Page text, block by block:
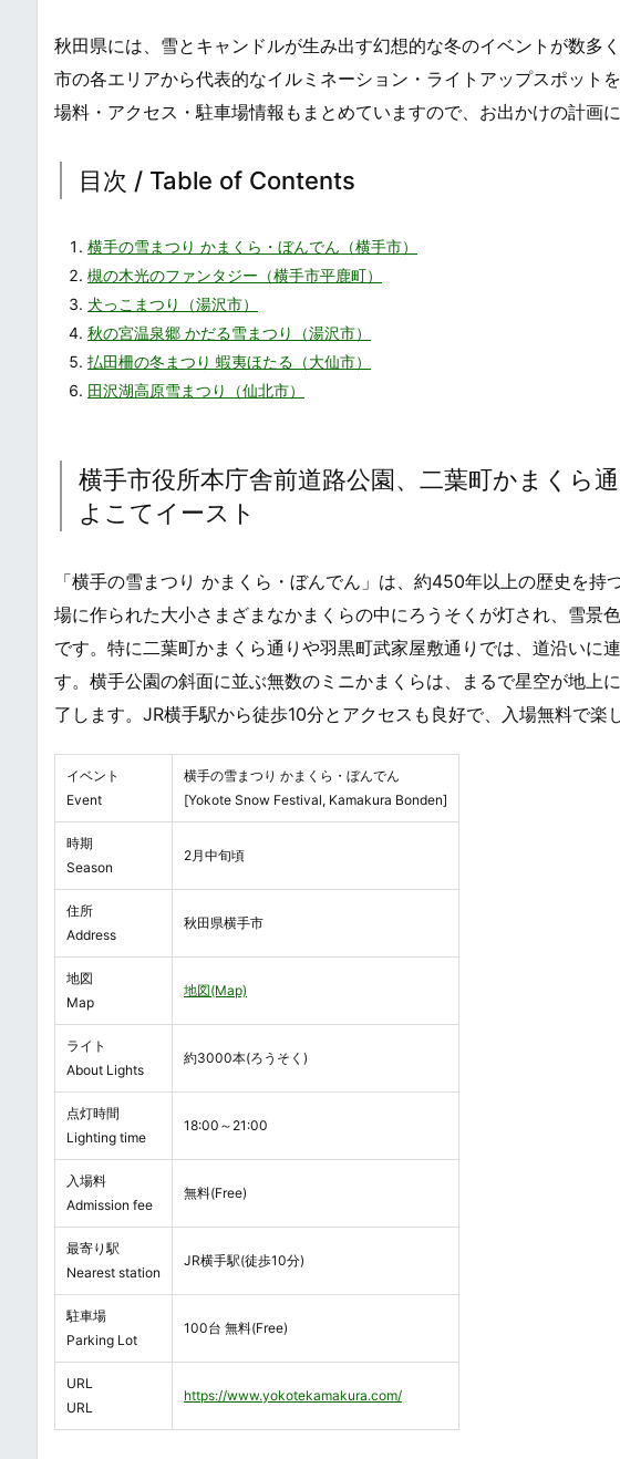
秋田県には、雪とキャンドルが生み出す幻想的な冬のイベントが数多
市の各エリアから代表的なイルミネーション・ライトアップスポット
場料・アクセス・駐車場情報もまとめていますので、お出かけの計画に
目次 / Table of Contents
横手の雪まつり かまくら・ぼんでん（横手市）
槻の木光のファンタジー（横手市平鹿町）
犬っこまつり（湯沢市）
秋の宮温泉郷 かだる雪まつり（湯沢市）
払田柵の冬まつり 蝦夷ほたる（大仙市）
田沢湖高原雪まつり（仙北市）
横手市役所本庁舎前道路公園、二葉町かまくら
よこてイースト
「横手の雪まつり かまくら・ぼんでん」は、約450年以上の歴史を
場に作られた大小さまざまなかまくらの中にろうそくが灯され、雪景
です。特に二葉町かまくら通りや羽黒町武家屋敷通りでは、道沿いに
す。横手公園の斜面に並ぶ無数のミニかまくらは、まるで星空が地上
了します。JR横手駅から徒歩10分とアクセスも良好で、入場無料で楽
イベント
Event
横手の雪まつり かまくら・ぼんでん
[Yokote Snow Festival, Kamakura Bonden]
時期
Season
2月中旬頃
住所
Address
秋田県横手市
地図
Map
地図(Map)
ライト
About Lights
約3000本(ろうそく)
点灯時間
Lighting time
18:00～21:00
入場料
Admission fee
無料(Free)
最寄り駅
Nearest station
JR横手駅(徒歩10分)
駐車場
Parking Lot
100台 無料(Free)
URL
URL
https://www.yokotekamakura.com/